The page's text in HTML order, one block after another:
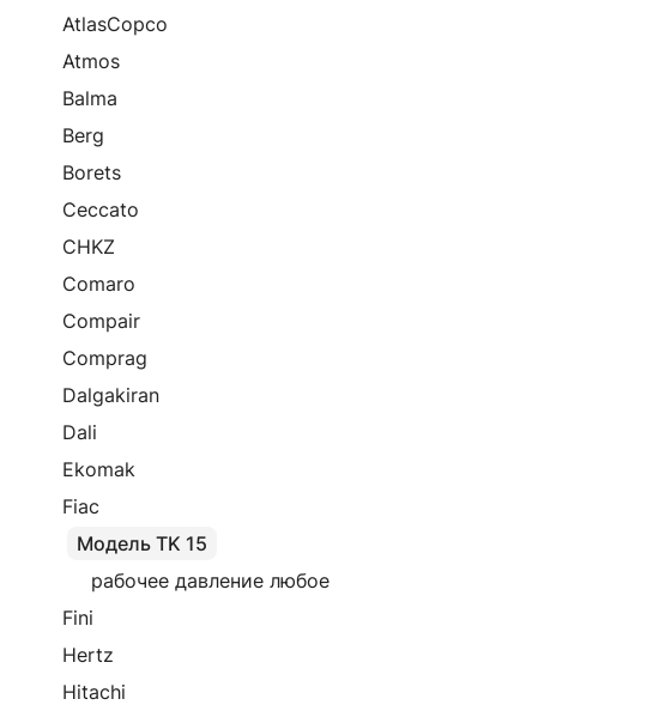
AtlasCopco
Atmos
Balma
Berg
Borets
Ceccato
CHKZ
Comaro
Compair
Comprag
Dalgakiran
Dali
Ekomak
Fiac
Модель TK 15
рабочее давление любое
Fini
Hertz
Hitachi